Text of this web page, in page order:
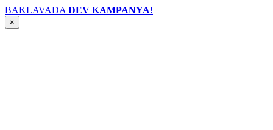
BAKLAVADA DEV KAMPANYA!
×